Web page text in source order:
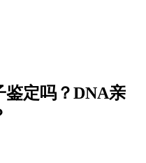
鉴定吗？DNA亲